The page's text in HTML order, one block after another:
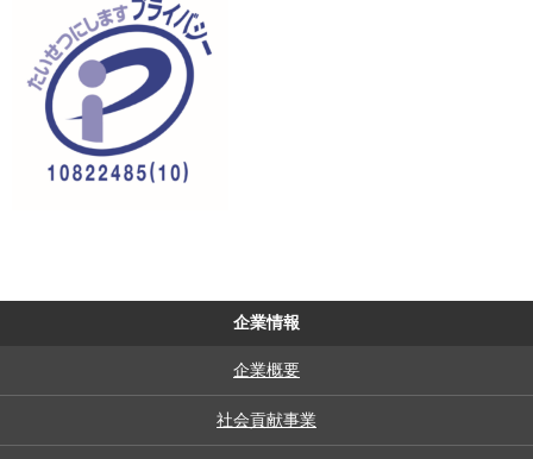
企業情報
企業概要
社会貢献事業